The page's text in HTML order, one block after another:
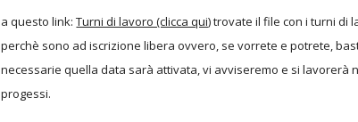
a questo link: Turni di lavoro (clicca qui)trovate il file con i turni di
perchè sono ad iscrizione libera ovvero, se vorrete e potrete,
necessarie quella data sarà attivata, vi avviseremo e si lavorerà
progessi.